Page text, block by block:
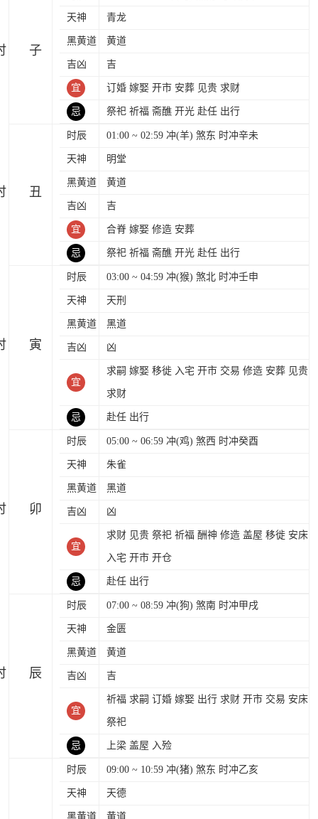
天神 青龙
黑黄道 黄道
吉凶 吉
宜 订婚 嫁娶 开市 安葬 见贵 求财
忌 祭祀 祈福 斋醮 开光 赴任 出行
时辰 01:00 ~ 02:59 冲(羊) 煞东 时冲辛未
天神 明堂
黑黄道 黄道
吉凶 吉
宜 合脊 嫁娶 修造 安葬
忌 祭祀 祈福 斋醮 开光 赴任 出行
时辰 03:00 ~ 04:59 冲(猴) 煞北 时冲壬申
天神 天刑
黑黄道 黑道
吉凶 凶
宜
求嗣 嫁娶 移徙 入宅 开市 交易 修造 安葬 见贵
求财
忌 赴任 出行
时辰 05:00 ~ 06:59 冲(鸡) 煞西 时冲癸酉
天神 朱雀
黑黄道 黑道
吉凶 凶
宜
求财 见贵 祭祀 祈福 酬神 修造 盖屋 移徙 安床
入宅 开市 开仓
忌 赴任 出行
时辰 07:00 ~ 08:59 冲(狗) 煞南 时冲甲戌
天神 金匮
黑黄道 黄道
吉凶 吉
宜
祈福 求嗣 订婚 嫁娶 出行 求财 开市 交易 安床
祭祀
忌 上梁 盖屋 入殓
时辰 09:00 ~ 10:59 冲(猪) 煞东 时冲乙亥
天神 天德
黑黄道 黄道